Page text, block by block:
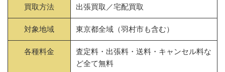
買取方法 出張買取／宅配買取
対象地域 東京都全域（羽村市も含む）
各種料金
査定料・出張料・送料・キャンセル料な
ど全て無料